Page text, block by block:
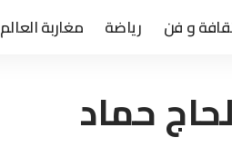
و فن رياضة مغاربة العالم
حماد